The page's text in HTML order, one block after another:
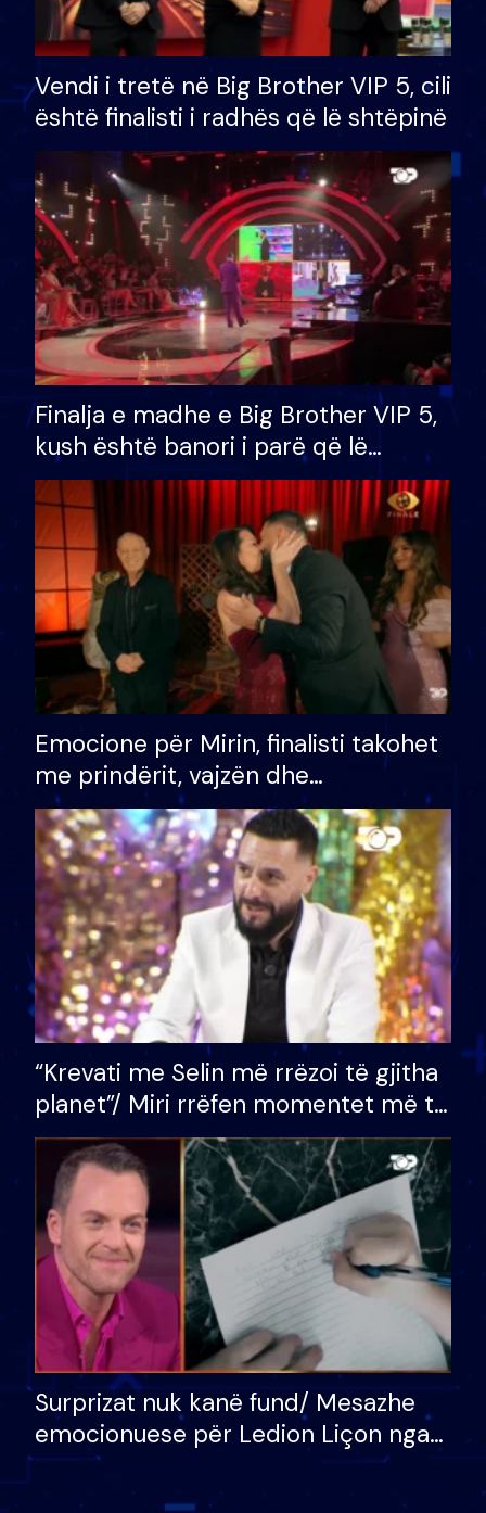
Vendi i tretë në Big Brother VIP 5, cili
është finalisti i radhës që lë shtëpinë
Finalja e madhe e Big Brother VIP 5,
kush është banori i parë që lë
shtëpinë dhe humb mundësinë për
të fituar çmimin e madh
Emocione për Mirin, finalisti takohet
me prindërit, vajzën dhe
bashkëshorten: S’kemi ndonjë letër
divorci apo jo?
“Krevati me Selin më rrëzoi të gjitha
planet”/ Miri rrëfen momentet më të
bukura në shtëpinë e BB VIP: Do më
mungojë zilja e mëngjesit kur…
Surprizat nuk kanë fund/ Mesazhe
emocionuese për Ledion Liçon nga
nëna dhe fëmijët e tij, moderatori
nuk i mban dot lotët: Nuk meritoj…